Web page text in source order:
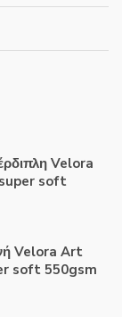
Velora
soft
Velora Art
soft 550gsm